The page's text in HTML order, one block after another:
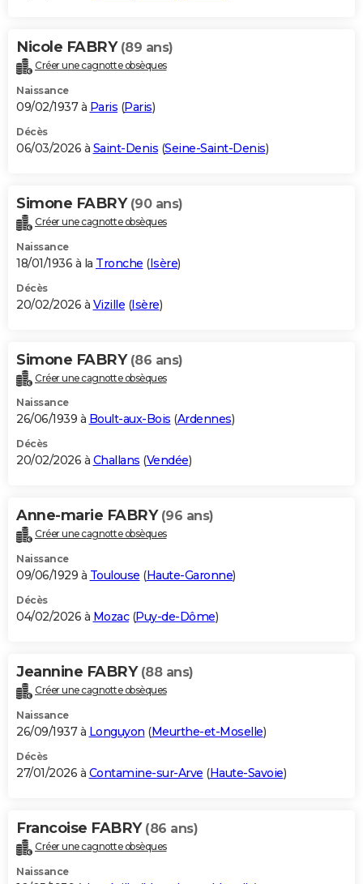
Nicole FABRY (89 ans)
Créer une cagnotte obsèques
Naissance
09/02/1937 à Paris (Paris)
Décès
06/03/2026 à Saint-Denis (Seine-Saint-Denis)
Simone FABRY (90 ans)
Créer une cagnotte obsèques
Naissance
18/01/1936 à la Tronche (Isère)
Décès
20/02/2026 à Vizille (Isère)
Simone FABRY (86 ans)
Créer une cagnotte obsèques
Naissance
26/06/1939 à Boult-aux-Bois (Ardennes)
Décès
20/02/2026 à Challans (Vendée)
Anne-marie FABRY (96 ans)
Créer une cagnotte obsèques
Naissance
09/06/1929 à Toulouse (Haute-Garonne)
Décès
04/02/2026 à Mozac(Puy-de-Dôme)
Jeannine FABRY (88 ans)
Créer une cagnotte obsèques
Naissance
26/09/1937 à Longuyon (Meurthe-et-Moselle)
Décès
27/01/2026 à Contamine-sur-Arve (Haute-Savoie)
Francoise FABRY (86 ans)
Créer une cagnotte obsèques
Naissance